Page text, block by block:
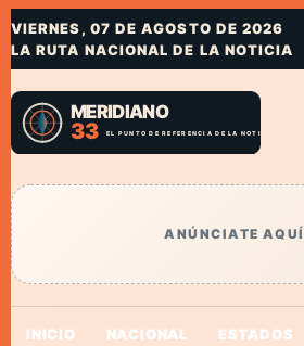
VIERNES, 07 DE AGOSTO DE 2026
LA RUTA NACIONAL DE LA NOTICIA
ANÚNCIATE AQUÍ
INICIO NACIONAL ESTADOS